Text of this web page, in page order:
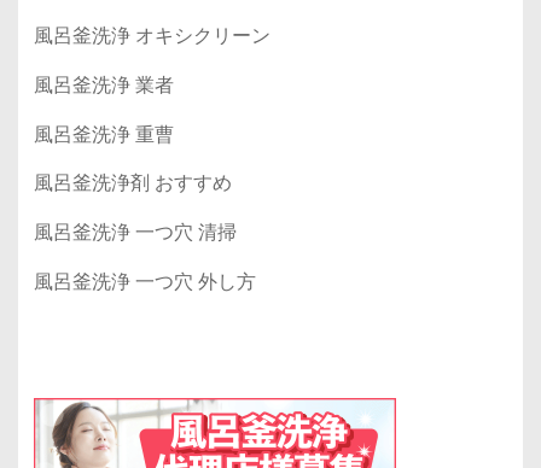
風呂釜洗浄 オキシクリーン
風呂釜洗浄 業者
風呂釜洗浄 重曹
風呂釜洗浄剤 おすすめ
風呂釜洗浄 一つ穴 清掃
風呂釜洗浄 一つ穴 外し方